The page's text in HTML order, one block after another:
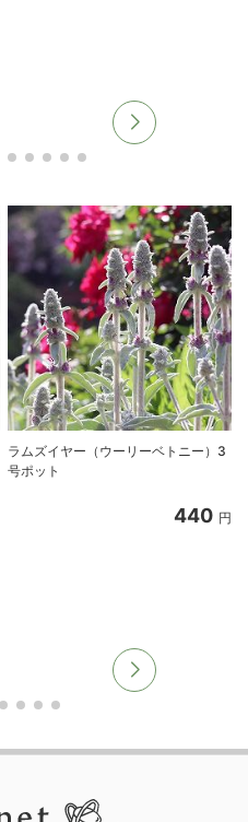
ラムズイヤー（ウーリーベトニー）3
号ポット
440 円